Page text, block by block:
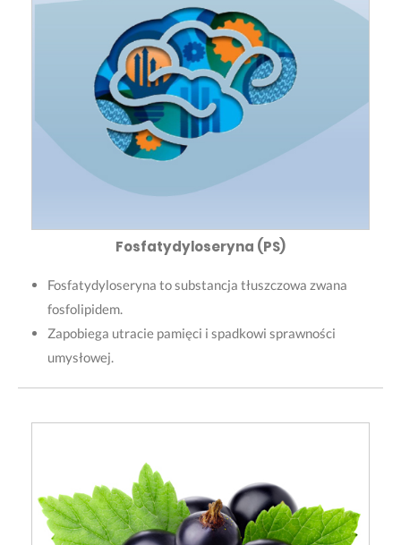
Fosfatydyloseryna (PS)
Fosfatydyloseryna to substancja tłuszczowa zwana
fosfolipidem.
Zapobiega utracie pamięci i spadkowi sprawności
umysłowej.